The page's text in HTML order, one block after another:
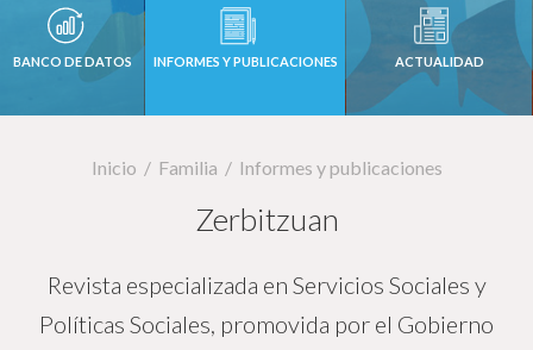
BANCO DE DATOS INFORMES Y PUBLICACIONES ACTUALIDAD
Inicio Familia Informes y publicaciones
Zerbitzuan
Revista especializada en Servicios Sociales y
Políticas Sociales, promovida por el Gobierno